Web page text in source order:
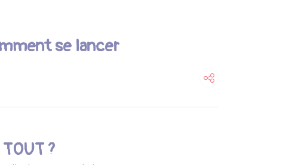
se lancer
?